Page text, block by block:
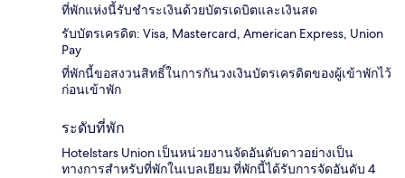
ที่พักแห่งนี้รับชำระเงินด้วยบัตรเดบิตและเงินสด
รับบัตรเครดิต: Visa, Mastercard, American Express, Union
Pay
ที่พักนี้ขอสงวนสิทธิ์ในการกันวงเงินบัตรเครดิตของผู้เข้าพักไว้
ก่อนเข้าพัก
ระดับที่พัก
Hotelstars Union เป็นหน่วยงานจัดอันดับดาวอย่างเป็น
ทางการสำหรับที่พักในเบลเยียม ที่พักนี้ได้รับการจัดอันดับ 4